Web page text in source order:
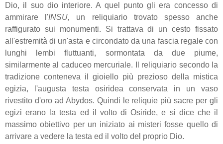
Dio, il suo dio interiore. A quel punto gli era concesso di
ammirare l'INSU, un reliquiario trovato spesso anche
raffigurato sui monumenti. Si trattava di un cesto fissato
all'estremità di un'asta e circondato da una fascia regale con
lunghi lembi fluttuanti, sormontata da due piume,
similarmente al caduceo mercuriale. Il reliquiario secondo la
tradizione conteneva il gioiello più prezioso della mistica
egizia, l'augusta testa osiridea conservata in un vaso
rivestito d'oro ad Abydos. Quindi le reliquie più sacre per gli
egizi erano la testa ed il volto di Osiride, e si dice che il
massimo obiettivo per un iniziato ai misteri fosse quello di
arrivare a vedere la testa ed il volto del proprio Dio.